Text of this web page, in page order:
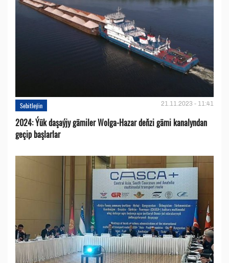
Sebitleýin 21.11.2023 - 11:41
2024: Ýük daşaýjy gämiler Wolga-Hazar deňzi gämi kanalyndan
geçip başlarlar